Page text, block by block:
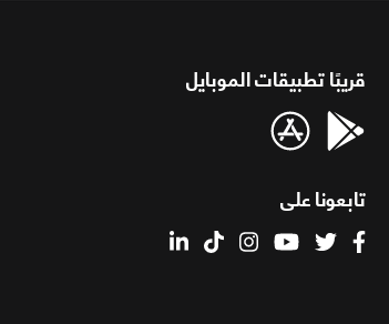
قريبًا تطبيقات الموبايل
تابعونا على